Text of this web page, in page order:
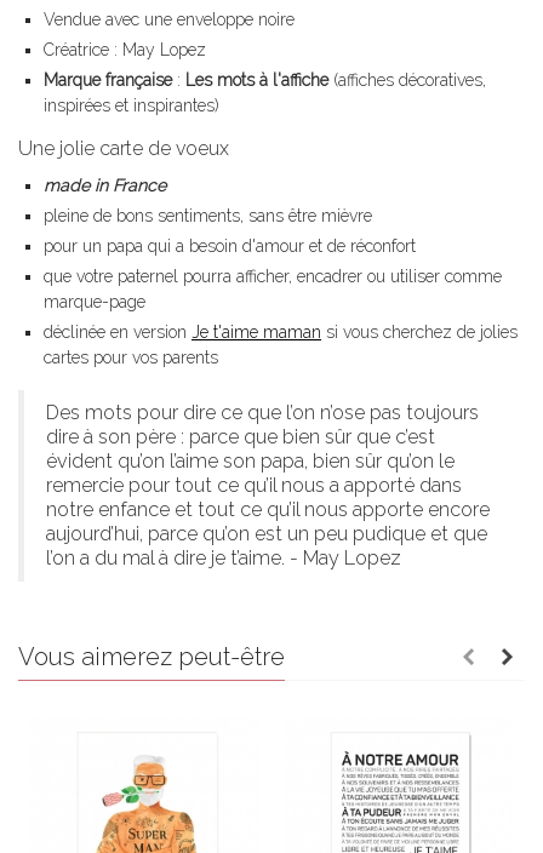
Vendue avec une enveloppe noire
Créatrice : May Lopez
Marque française: Les mots à l'affiche(affiches décoratives,
inspirées et inspirantes)
Une jolie carte de voeux
made in France
pleine de bons sentiments, sans être mièvre
pour un papa qui a besoin d'amour et de réconfort
que votre paternel pourra afficher, encadrer ou utiliser comme
marque-page
déclinée en version Je t'aime maman si vous cherchez de jolies
cartes pour vos parents
Des mots pour dire ce que l’on n’ose pas toujours
dire à son père : parce que bien sûr que c’est
évident qu’on l’aime son papa, bien sûr qu’on le
remercie pour tout ce qu’il nous a apporté dans
notre enfance et tout ce qu’il nous apporte encore
aujourd’hui, parce qu’on est un peu pudique et que
l’on a du mal à dire je t’aime. - May Lopez
Vous aimerez peut-être